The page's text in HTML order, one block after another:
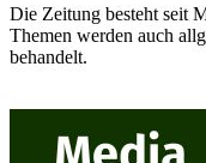
Die Zeitung besteht seit
Themen werden auch
behandelt.